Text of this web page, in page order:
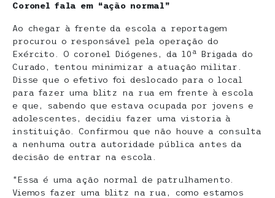
Coronel fala em “ação normal”
Ao chegar à frente da escola a reportagem
procurou o responsável pela operação do
Exército. O coronel Diógenes, da 10 aBrigada do
Curado, tentou minimizar a atuação militar.
Disse que o efetivo foi deslocado para o local
para fazer uma blitz na rua em frente à escola
e que, sabendo que estava ocupada por jovens e
adolescentes, decidiu fazer uma vistoria à
instituição. Confirmou que não houve a consulta
a nenhuma outra autoridade pública antes da
decisão de entrar na escola.
“Essa é uma ação normal de patrulhamento.
Viemos fazer uma blitz na rua, como estamos